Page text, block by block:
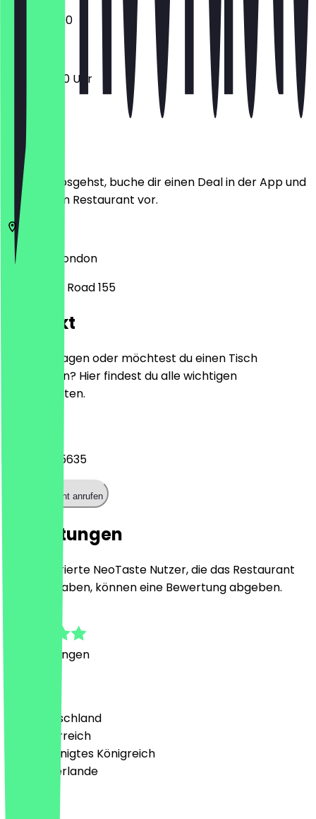
12:00 - 22:00
11:00 - 23:00 Uhr
Ort
Bevor du losgehst, buche dir einen Deal in der App und
zeige ihn im Restaurant vor.
SE14 5DJ
London
New Cross Road 155
Kontakt
Hast du Fragen oder möchtest du einen Tisch
reservieren? Hier findest du alle wichtigen
Kontaktdaten.
020 7635 5635
Restaurant anrufen
Bewertungen
Nur registrierte NeoTaste Nutzer, die das Restaurant
besucht haben, können eine Bewertung abgeben.
Bewertungen
🇩🇪 Deutschland
🇦🇹 Österreich
🇬🇧 Vereinigtes Königreich
🇳🇱 Niederlande